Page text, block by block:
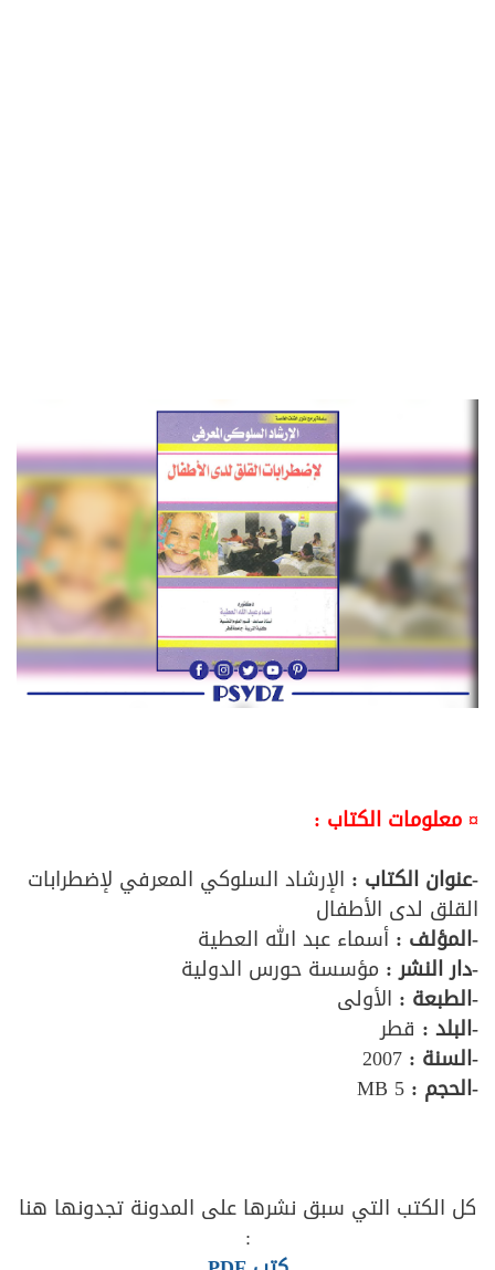
¤ معلومات الكتاب :
-عنوان الكتاب : الإرشاد السلوكي المعرفي لإضطرابات
القلق لدى الأطفال
-المؤلف : أسماء عبد الله العطية
-دار النشر : مؤسسة حورس الدولية
-الطبعة : الأولى
-البلد : قطر
-السنة :
-الحجم :
كل الكتب التي سبق نشرها على المدونة تجدونها هنا
: